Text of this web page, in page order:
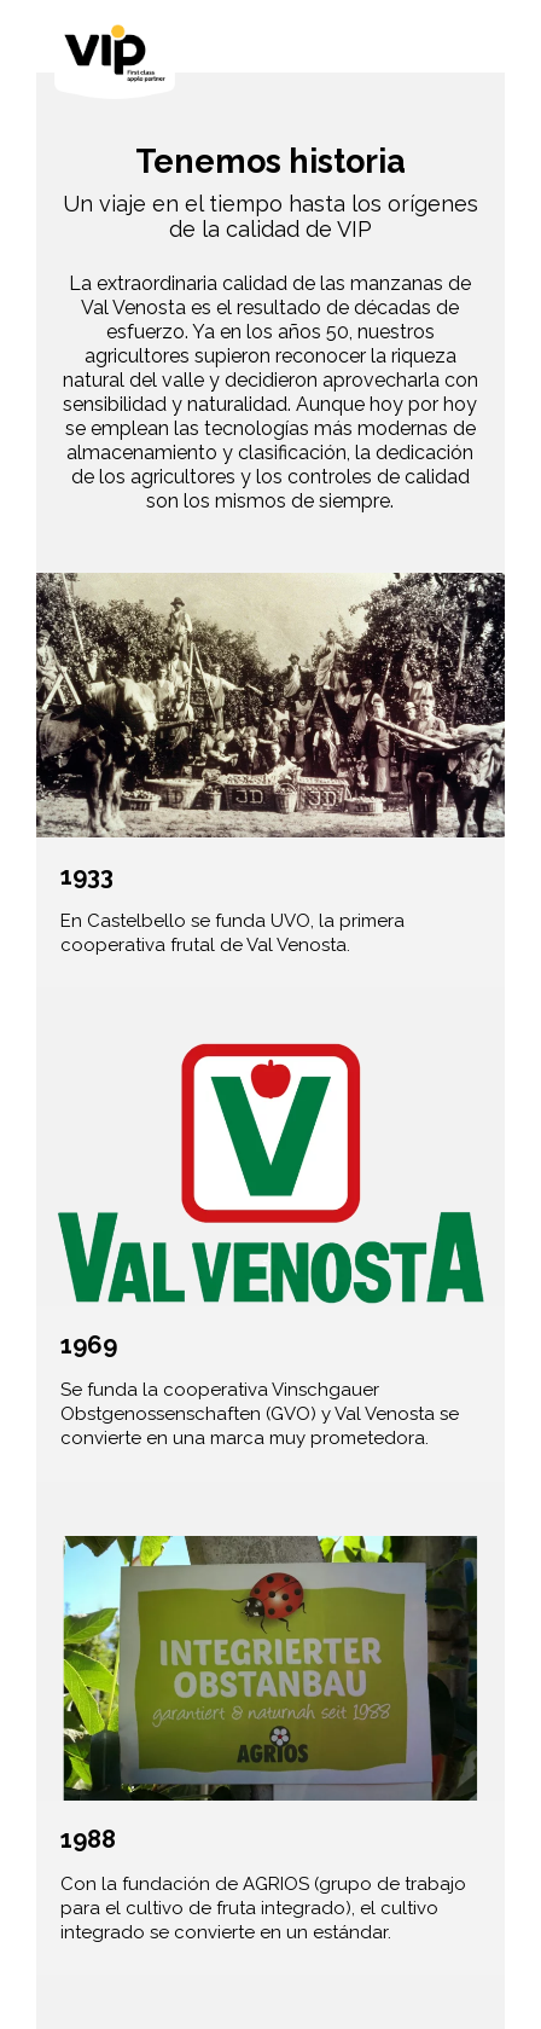
Tenemos historia
Un viaje en el tiempo hasta los orígenes
de la calidad de VIP
La extraordinaria calidad de las manzanas de
Val Venosta es el resultado de décadas de
esfuerzo. Ya en los años 50, nuestros
agricultores supieron reconocer la riqueza
natural del valle y decidieron aprovecharla con
sensibilidad y naturalidad. Aunque hoy por hoy
se emplean las tecnologías más modernas de
almacenamiento y clasificación, la dedicación
de los agricultores y los controles de calidad
son los mismos de siempre.
1933
En Castelbello se funda UVO, la primera
cooperativa frutal de Val Venosta.
1969
Se funda la cooperativa Vinschgauer
Obstgenossenschaften (GVO) y Val Venosta se
convierte en una marca muy prometedora.
1988
Con la fundación de AGRIOS (grupo de trabajo
para el cultivo de fruta integrado), el cultivo
integrado se convierte en un estándar.